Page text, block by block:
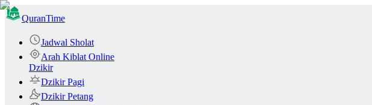
QuranTime
Jadwal Sholat
Arah Kiblat Online
Dzikir
Dzikir Pagi
Dzikir Petang